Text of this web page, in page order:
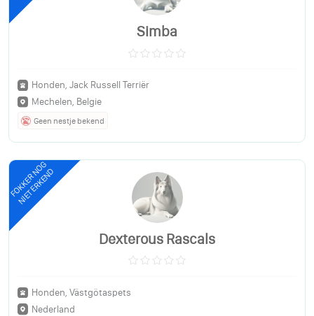
Simba
Honden, Jack Russell Terriër
Mechelen, Belgie
Geen nestje bekend
FOKKER NOG
NIET ERKEND
Dexterous Rascals
Honden, Västgötaspets
Nederland